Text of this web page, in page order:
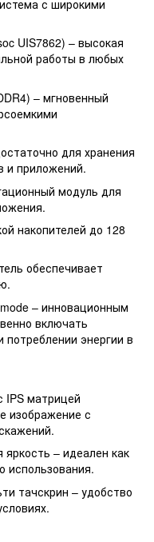
с широкими
UIS7862) – высокая
работы в любых
– мгновенный
для хранения
и приложений.
модуль для
накопителей до 128
обеспечивает
– инновационным
включать
потреблении энергии в
IPS матрицей
изображение с
– идеален как
использования.
тачскрин – удобство